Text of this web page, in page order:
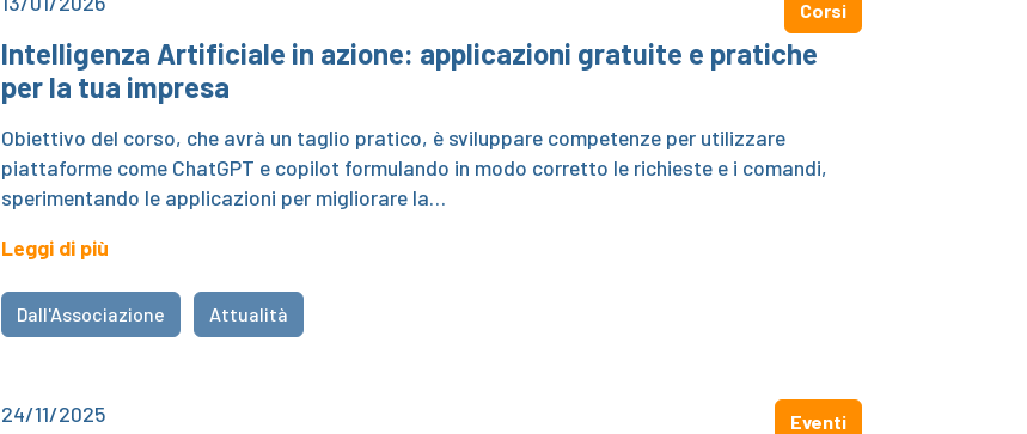
Corsi
Intelligenza Artificiale in azione: applicazioni gratuite e pratiche
per la tua impresa
Obiettivo del corso, che avrà un taglio pratico, è sviluppare competenze per utilizzare
piattaforme come ChatGPT e copilot formulando in modo corretto le richieste e i comandi,
sperimentando le applicazioni per migliorare la…
Leggi di più
Dall'Associazione Attualità
24/11/2025 Eventi